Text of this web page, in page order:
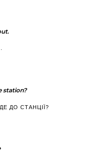
station?
ДО СТАНЦІЇ?